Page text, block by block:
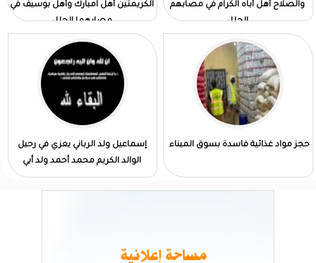
والصلاح أهل أباه الكرام في مصابهم
الجلل
الكريمتين أهل امبارك وأهل بوسيف في
مصابهما الجلل
حجز مواد غذائية فاسدة بسوق الميناء
إسماعيل ولد الرباني يعزي في رحيل
الوالد الكريم محمد أحمد ولد أبي